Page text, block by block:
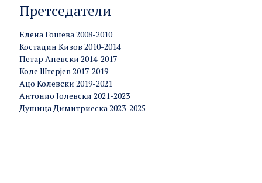
Претседатели
Елена Гошева 2008-2010
Костадин Кизов 2010-2014
Петар Аневски 2014-2017
Коле Штерјев 2017-2019
Ацо Колевски 2019-2021
Антонио Јолевски 2021-2023
Душица Димитриеска 2023-2025